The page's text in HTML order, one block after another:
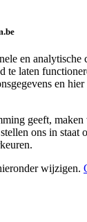
en analytische
te laten
en
geeft,
ons in staat
wijzigen.